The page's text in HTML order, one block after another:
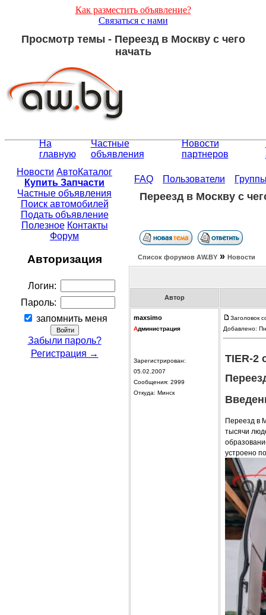
Как разместить объявление?
Связаться с нами
Просмотр темы - Переезд в Москву с чего
начать
На
главную
Частные
объявления
Новости
партнеров
Новости АвтоКаталог
Купить Запчасти
Частные объявления
Поиск автомобилей
Подать объявление
Полезное Контакты
Форум
Авторизация
Логин:
Пароль:
запомнить меня
Забыли пароль?
Регистрация →
FAQ Пользователи
Переезд в Москву с
Список форумов АW.BY » Новости
Автор
maxsimo
Администрация
Зарегистрирован:
05.02.2007
Сообщения: 2999
Откуда: Минск
Заголовок
Добавлено:
TIER-2
Переезд в
тысячи
устроено